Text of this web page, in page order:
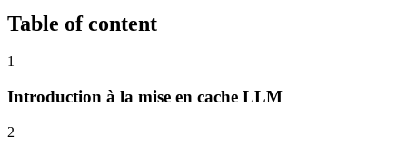
Table of content
1
Introduction à la mise en cache LLM
2